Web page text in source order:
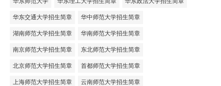
华东交通大学招生简章 华中师范大学招生简章
湖南师范大学招生简章 华南师范大学招生简章
南京师范大学招生简章 东北师范大学招生简章
北京师范大学招生简章 首都师范大学招生简章
上海师范大学招生简章 云南师范大学招生简章